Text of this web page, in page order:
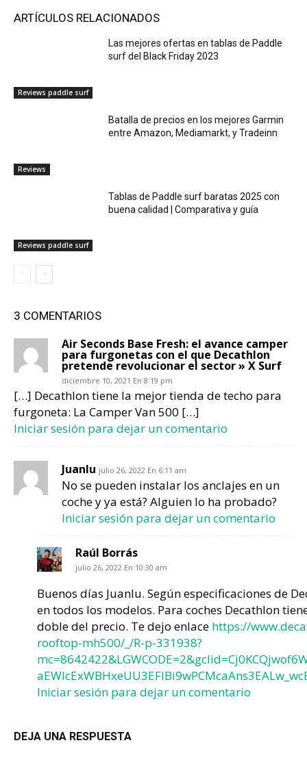
ARTÍCULOS RELACIONADOS
Reviews paddle surf
Las mejores ofertas en tablas de Paddle
surf del Black Friday 2023
Reviews
Batalla de precios en los mejores Garmin
entre Amazon, Mediamarkt, y Tradeinn
Reviews paddle surf
Tablas de Paddle surf baratas 2025 con
buena calidad | Comparativa y guía
3 COMENTARIOS
Air Seconds Base Fresh: el avance camper
para furgonetas con el que Decathlon
pretende revolucionar el sector » X Surf
diciembre 10, 2021 En 8:19 pm
[…] Decathlon tiene la mejor tienda de techo para
furgoneta: La Camper Van 500 […]
Iniciar sesión para dejar un comentario
Juanlu julio 26, 2022 En 6:11 am
No se pueden instalar los anclajes en un
coche y ya está? Alguien lo ha probado?
Iniciar sesión para dejar un comentario
Raúl Borrás
julio 26, 2022 En 10:30 am
Buenos días Juanlu. Según especificaciones de
en todos los modelos. Para coches Decathlon
doble del precio. Te dejo enlace https://
rooftop-mh500/_/R-p-331938?
Iniciar sesión para dejar un comentario
DEJA UNA RESPUESTA